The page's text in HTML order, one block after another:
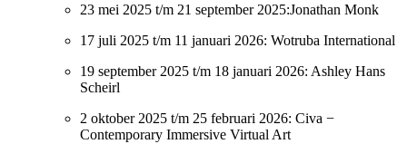
23 mei 2025 t/m 21 september 2025:Jonathan Monk
17 juli 2025 t/m 11 januari 2026: Wotruba International
19 september 2025 t/m 18 januari 2026: Ashley Hans
Scheirl
2 oktober 2025 t/m 25 februari 2026: Civa −
Contemporary Immersive Virtual Art